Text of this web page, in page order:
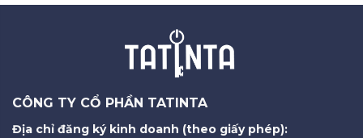
CÔNG TY CỔ PHẦN TATINTA
Địa chỉ đăng ký kinh doanh (theo giấy phép):